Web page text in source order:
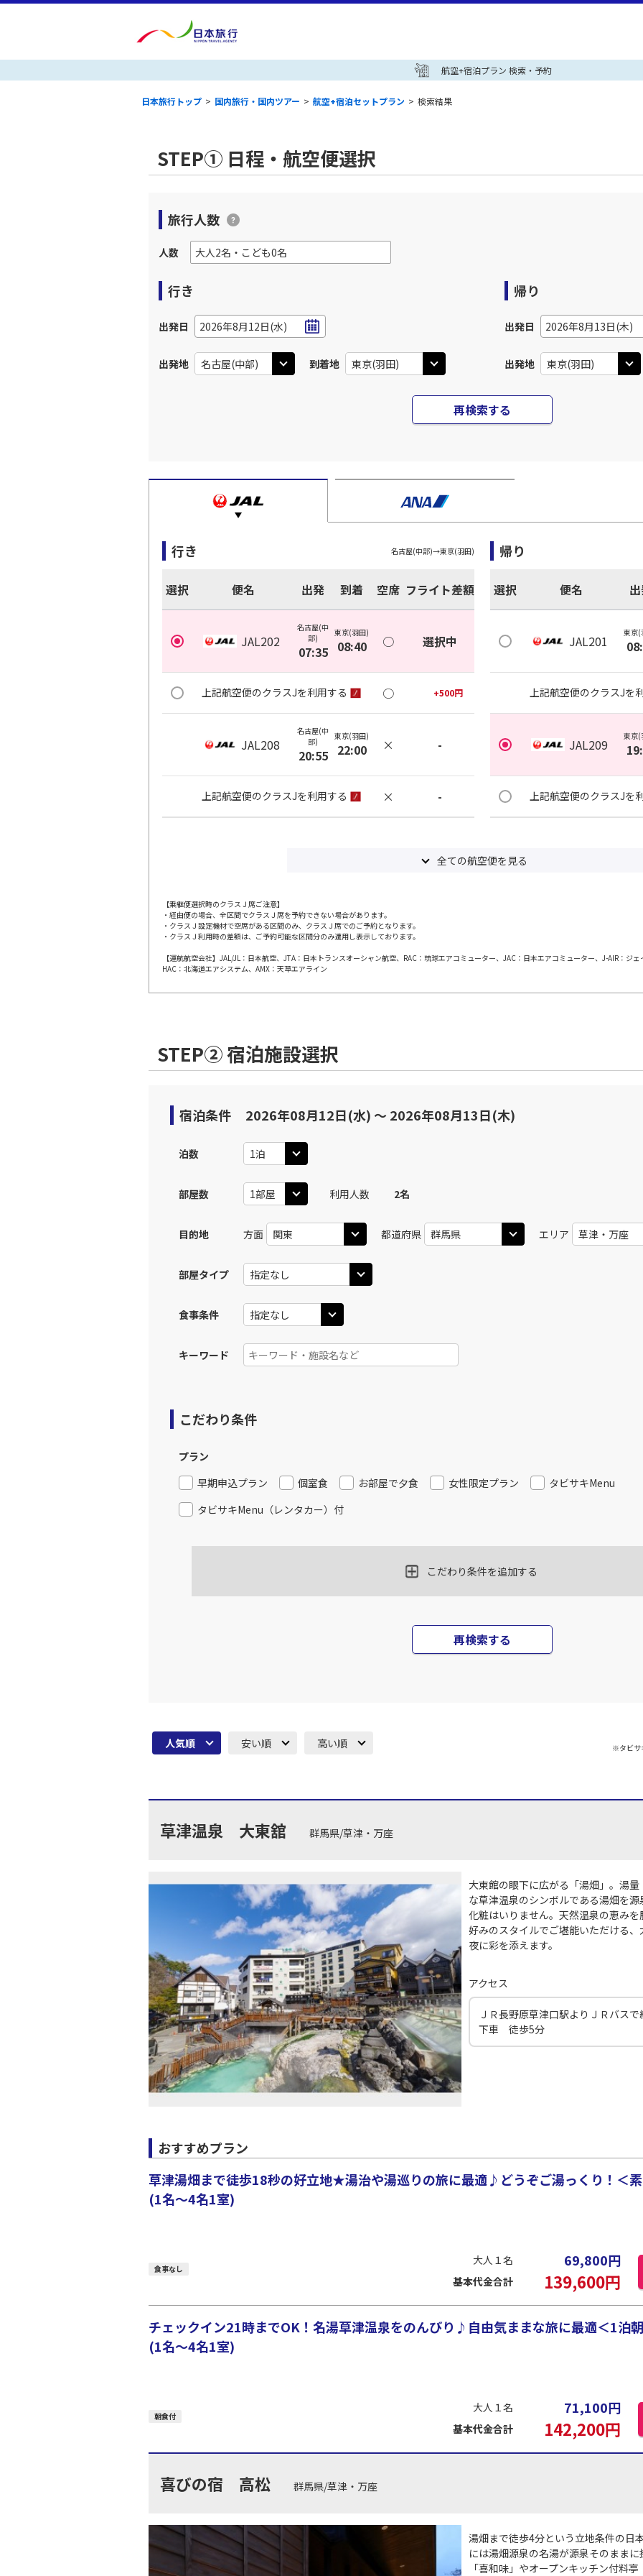
航空+宿泊プラン 検索・予約
日本旅行トップ > 国内旅行・国内ツアー > 航空+宿泊セットプラン > 検索結果
STEP① 日程・航空便選択
旅行人数
人数
行き
出発日 2026年8月12日(水)
出発地 到着地
帰り
出発日 2026年8月13日(木)
出発地
再検索する
行き 名古屋(中部)→東京(羽田)
選択 便名 出発 到着 空席 フライト差額
JAL202
名古屋(中
部)
07:35
東京(羽田)
08:40 ○ 選択中
上記航空便のクラスJを利用する ○ +500円
JAL208
名古屋(中
部)
20:55
東京(羽田)
22:00 × -
上記航空便のクラスJを利用する × -
帰り
選択 便名
JAL201
東京(
上記航空便のクラスJを
JAL209
東京(
上記航空便のクラスJを
全ての航空便を見る
【乗継便選択時のクラスＪ席ご注意】
・経由便の場合、全区間でクラスＪ席を予約できない場合があります。
・クラスＪ設定機材で空席がある区間のみ、クラスＪ席でのご予約となります。
・クラスＪ利用時の差額は、ご予約可能な区間分のみ適用し表示しております。
【運航航空会社】JAL/JL：日本航空、JTA：日本トランスオーシャン航空、RAC：琉球エアコミューター、JAC：日本エアコミューター、J-AIR：ジ
HAC：北海道エアシステム、AMX：天草エアライン
STEP② 宿泊施設選択
宿泊条件 2026年08月12日(水) 〜 2026年08月13日(木)
泊数
部屋数 利用人数 2名
目的地 方面 都道府県 エリア
部屋タイプ
食事条件
キーワード
こだわり条件
プラン
早期申込プラン
個室食 お部屋で夕食 女性限定プラン
タビサキMenu
タビサキMenu（レンタカー）付
こだわり条件を追加する
再検索する
人気順 安い順 高い順 ※タビサ
草津温泉 大東舘 群馬県/草津・万座
大東館の眼下に広がる「湯畑」。湯
な草津温泉のシンボルである湯畑を
化粧はいりません。天然温泉の恵み
好みのスタイルでご堪能いただける
夜に彩を添えます。
アクセス
ＪＲ長野原草津口駅よりＪＲバス
下車 徒歩5分
おすすめプラン
草津湯畑まで徒歩18秒の好立地★湯治や湯巡りの旅に最適♪どうぞご湯っくり！＜
(1名～4名1室)
食事なし
大人１名 69,800円
基本代金合計 139,600円
チェックイン21時までOK！名湯草津温泉をのんびり♪自由気ままな旅に最適＜1泊
(1名～4名1室)
朝食付
大人１名 71,100円
基本代金合計 142,200円
喜びの宿 高松 群馬県/草津・万座
湯畑まで徒歩4分という立地条件の日
には湯畑源泉の名湯が源泉そのまま
「喜和味」やオープンキッチン付料